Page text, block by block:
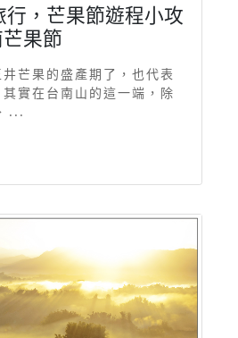
，芒果節遊程小攻
果節
芒果的盛產期了，也代表
實在台南山的這一端，除
...